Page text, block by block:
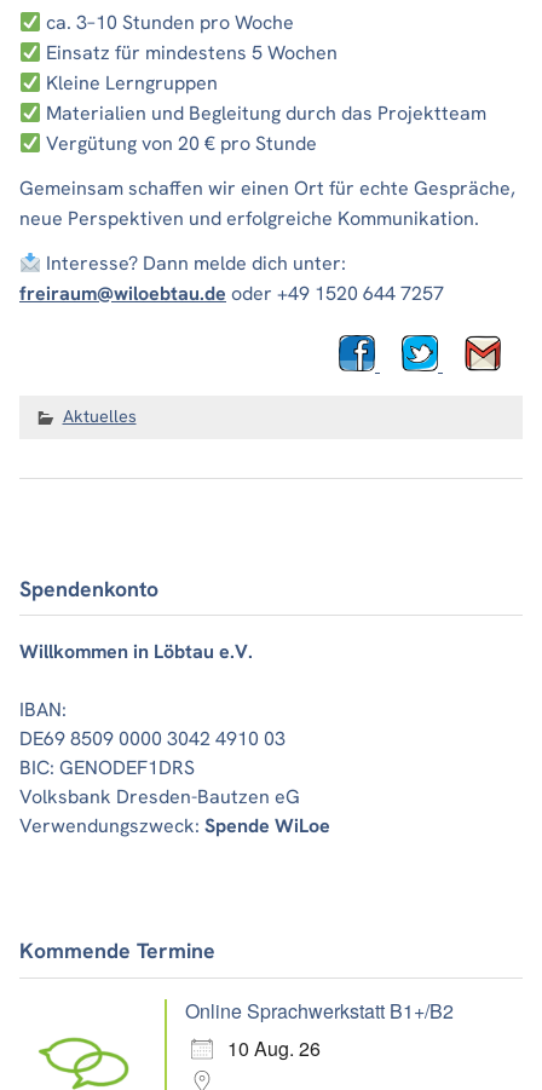
ca. 3–10 Stunden pro Woche
Einsatz für mindestens 5 Wochen
Kleine Lerngruppen
Materialien und Begleitung durch das Projektteam
Vergütung von 20 € pro Stunde
Gemeinsam schaffen wir einen Ort für echte Gespräche,
neue Perspektiven und erfolgreiche Kommunikation.
Interesse? Dann melde dich unter:
freiraum@wiloebtau.de oder +49 1520 644 7257
Aktuelles
Spendenkonto
Willkommen in Löbtau e.V.
IBAN:
DE69 8509 0000 3042 4910 03
BIC: GENODEF1DRS
Volksbank Dresden-Bautzen eG
Verwendungszweck: Spende WiLoe
Kommende Termine
Online Sprachwerkstatt B1+/B2
10 Aug. 26